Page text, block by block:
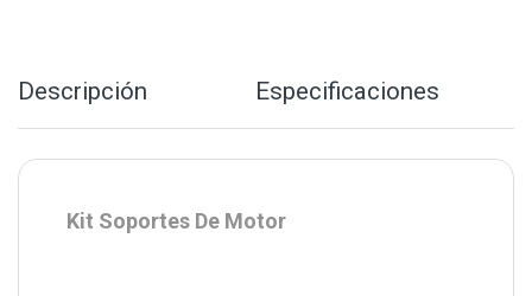
Descripción Especificaciones
Kit Soportes De Motor